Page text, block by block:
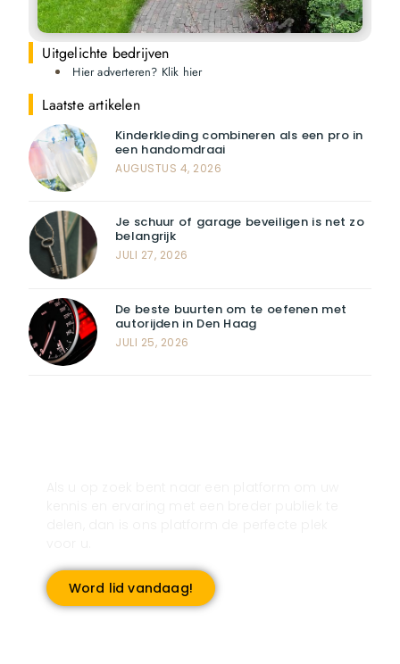
Uitgelichte bedrijven
Hier adverteren? Klik hier
Laatste artikelen
Kinderkleding combineren als een pro in
een handomdraai
AUGUSTUS 4, 2026
Je schuur of garage beveiligen is net zo
belangrijk
JULI 27, 2026
De beste buurten om te oefenen met
autorijden in Den Haag
JULI 25, 2026
Word lid vandaag!